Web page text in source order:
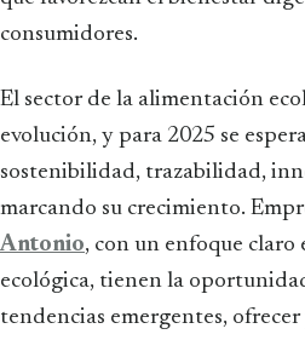
consumidores.
El sector de la alimentación
evolución, y para 2025 se
sostenibilidad, trazabilidad,
marcando su crecimiento.
Antonio, con un enfoque
ecológica, tienen la
tendencias emergentes,